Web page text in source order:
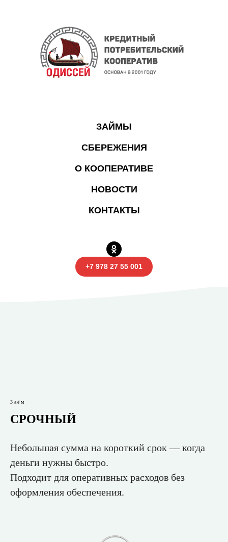
ЗАЙМЫ
СБЕРЕЖЕНИЯ
О КООПЕРАТИВЕ
НОВОСТИ
КОНТАКТЫ
+7 978 27 55 001
Заём
СРОЧНЫЙ
Небольшая сумма на короткий срок — когда
деньги нужны быстро.
Подходит для оперативных расходов без
оформления обеспечения.